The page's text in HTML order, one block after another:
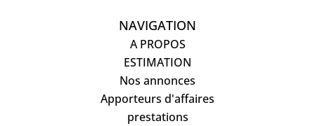
NAVIGATION
A PROPOS
ESTIMATION
Nos annonces
Apporteurs d'affaires
prestations